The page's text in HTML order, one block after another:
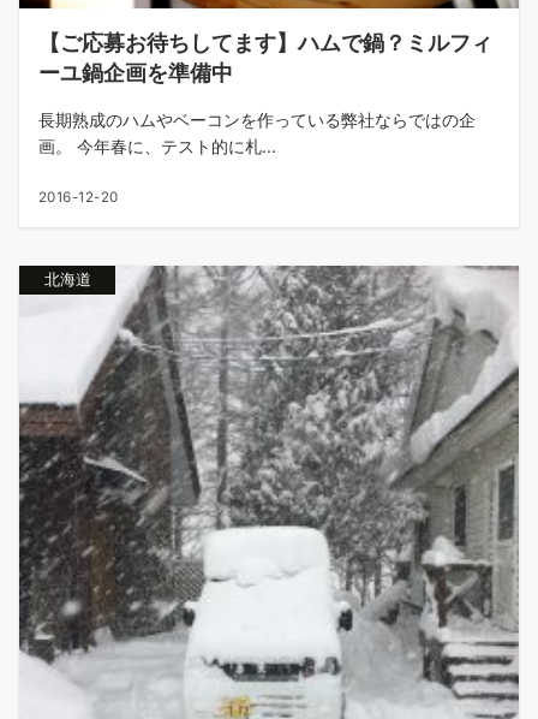
【ご応募お待ちしてます】ハムで鍋？ミルフィ
ーユ鍋企画を準備中
長期熟成のハムやベーコンを作っている弊社ならではの企
画。 今年春に、テスト的に札...
2016-12-20
北海道